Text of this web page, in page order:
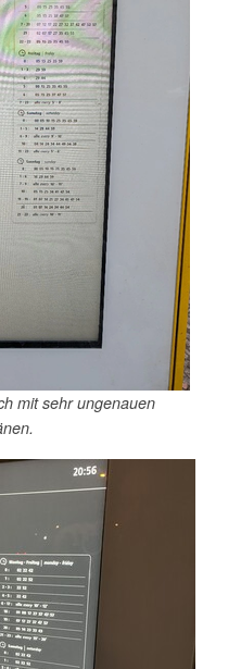
mit sehr ungenauen